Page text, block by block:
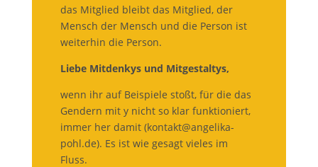
das Mitglied bleibt das Mitglied, der
Mensch der Mensch und die Person ist
weiterhin die Person.
Liebe Mitdenkys und Mitgestaltys,
wenn ihr auf Beispiele stoßt, für die das
Gendern mit y nicht so klar funktioniert,
immer her damit (kontakt@angelika-
pohl.de). Es ist wie gesagt vieles im
Fluss.